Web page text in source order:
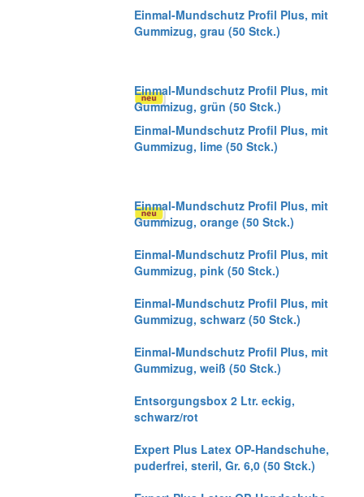
Einmal-Mundschutz Profil Plus, mit
Gummizug, grau (50 Stck.)
Einmal-Mundschutz Profil Plus, mit
Gummizug, grün (50 Stck.)
Einmal-Mundschutz Profil Plus, mit
Gummizug, lime (50 Stck.)
Einmal-Mundschutz Profil Plus, mit
Gummizug, orange (50 Stck.)
Einmal-Mundschutz Profil Plus, mit
Gummizug, pink (50 Stck.)
Einmal-Mundschutz Profil Plus, mit
Gummizug, schwarz (50 Stck.)
Einmal-Mundschutz Profil Plus, mit
Gummizug, weiß (50 Stck.)
Entsorgungsbox 2 Ltr. eckig,
schwarz/rot
Expert Plus Latex OP-Handschuhe,
puderfrei, steril, Gr. 6,0 (50 Stck.)